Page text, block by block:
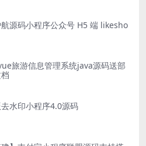
源码小程序公众号 H5 端 likesho
旅游信息管理系统java源码送部
水印小程序4.0源码